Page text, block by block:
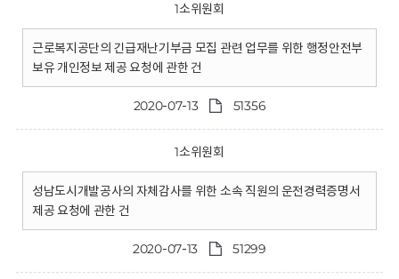
1소위원회
근로복지공단의 긴급재난기부금 모집 관련 업무를 위한 행정안전부
보유 개인정보 제공 요청에 관한 건
2020-07-13 51356
1소위원회
성남도시개발공사의 자체감사를 위한 소속 직원의 운전경력증명서
제공 요청에 관한 건
2020-07-13 51299